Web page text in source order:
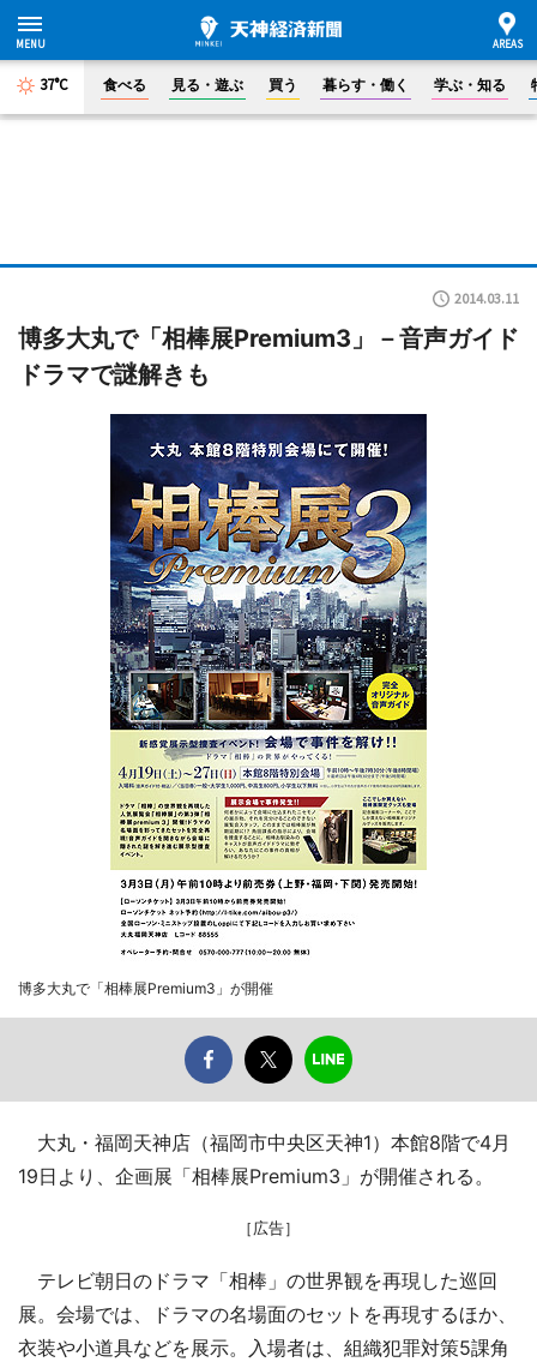
37°C 食べる 見る・遊ぶ 買う 暮らす・働く 学ぶ・知る
2014.03.11
博多大丸で「相棒展Premium3」－音声ガイド
ドラマで謎解きも
博多大丸で「相棒展Premium3」が開催
大丸・福岡天神店（福岡市中央区天神1）本館8階で4月
19日より、企画展「相棒展Premium3」が開催される。
［広告］
テレビ朝日のドラマ「相棒」の世界観を再現した巡回
展。会場では、ドラマの名場面のセットを再現するほか、
衣装や小道具などを展示。入場者は、組織犯罪対策5課角